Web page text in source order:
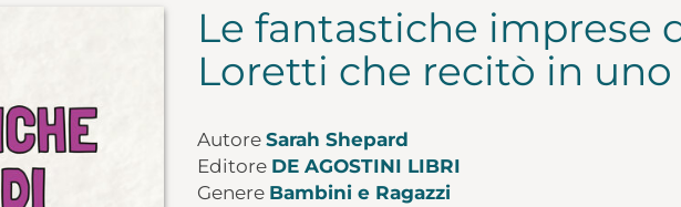
Le fantastiche imprese
Loretti che recitò in
Autore Sarah Shepard
Editore DE AGOSTINI LIBRI
Genere Bambini e Ragazzi